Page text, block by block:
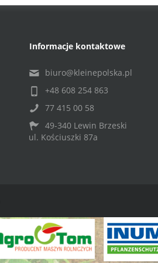
Informacje kontaktowe
biuro@kleinepolska.pl
+48 608 254 863
77 415 00 58
49-340 Lewin Brzeski
ul. Kościuszki 87a